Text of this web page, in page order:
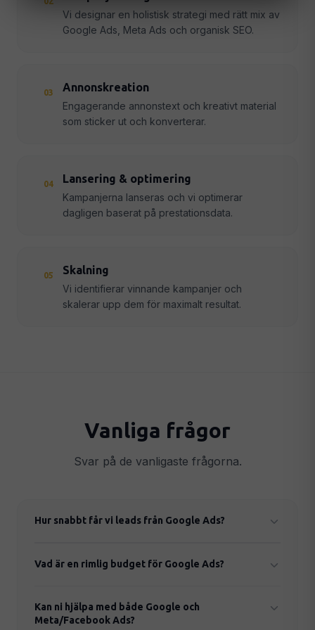
Vi designar en holistisk strategi med rätt mix av
Google Ads, Meta Ads och organisk SEO.
03 Annonskreation
Engagerande annonstext och kreativt material
som sticker ut och konverterar.
04 Lansering & optimering
Kampanjerna lanseras och vi optimerar
dagligen baserat på prestationsdata.
05 Skalning
Vi identifierar vinnande kampanjer och
skalerar upp dem för maximalt resultat.
Vanliga frågor
Svar på de vanligaste frågorna.
Hur snabbt får vi leads från Google Ads?
24–48 timmar från lansering.
Vad är en rimlig budget för Google Ads?
rekommenderar minst 5 000–10 000 kr/mån i
annonsbudget för att se mätbara resultat.
Kan ni hjälpa med både Google och
Meta/Facebook Ads?